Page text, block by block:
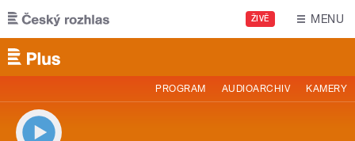
Přejít k hlavnímu obsahu
ŽIVĚ MENU
PROGRAM AUDIOARCHIV KAMERY